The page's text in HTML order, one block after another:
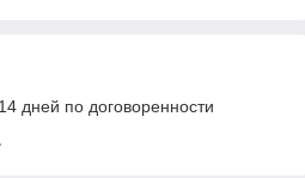
дней по договоренности